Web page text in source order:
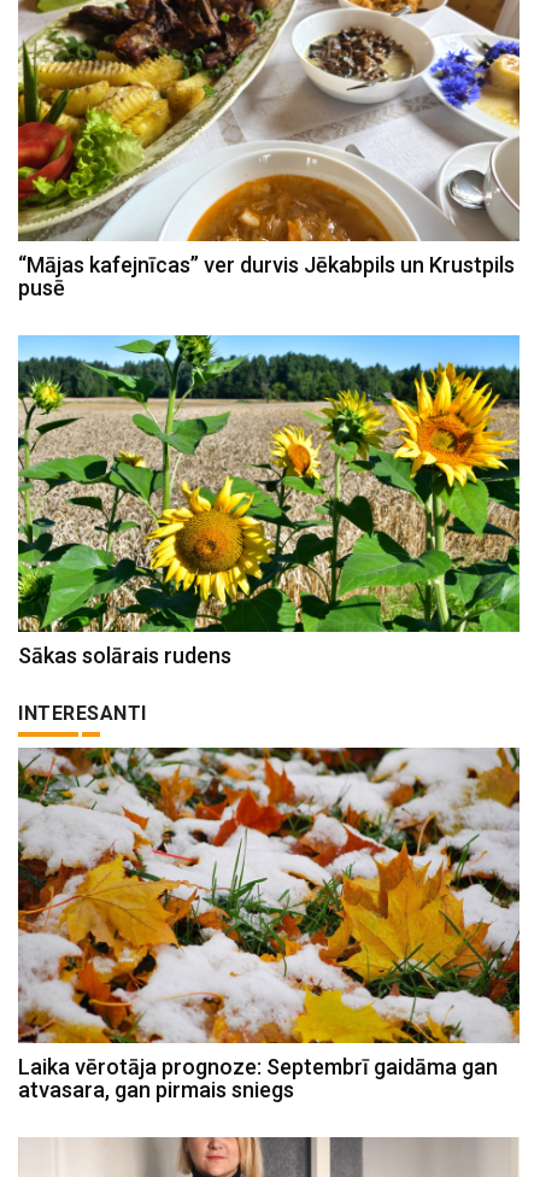
“Mājas kafejnīcas” ver durvis Jēkabpils un Krustpils
pusē
Sākas solārais rudens
INTERESANTI
Laika vērotāja prognoze: Septembrī gaidāma gan
atvasara, gan pirmais sniegs